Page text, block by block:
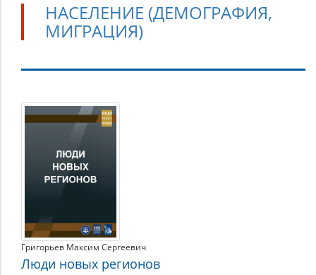
НАСЕЛЕНИЕ (ДЕМОГРАФИЯ,
МИГРАЦИЯ)
Население
(демография,
миграция)
Григорьев Максим Сергеевич
Люди новых регионов